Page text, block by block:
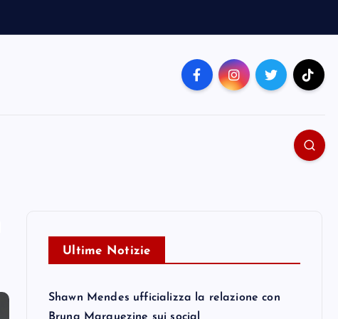
Ultime Notizie
Shawn Mendes ufficializza la relazione con
Bruna Marquezine sui social